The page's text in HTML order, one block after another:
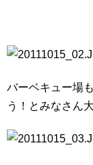
バーベキュー場
う！とみなさん